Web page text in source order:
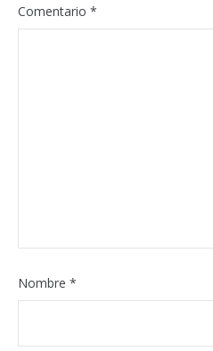
Comentario *
Nombre *